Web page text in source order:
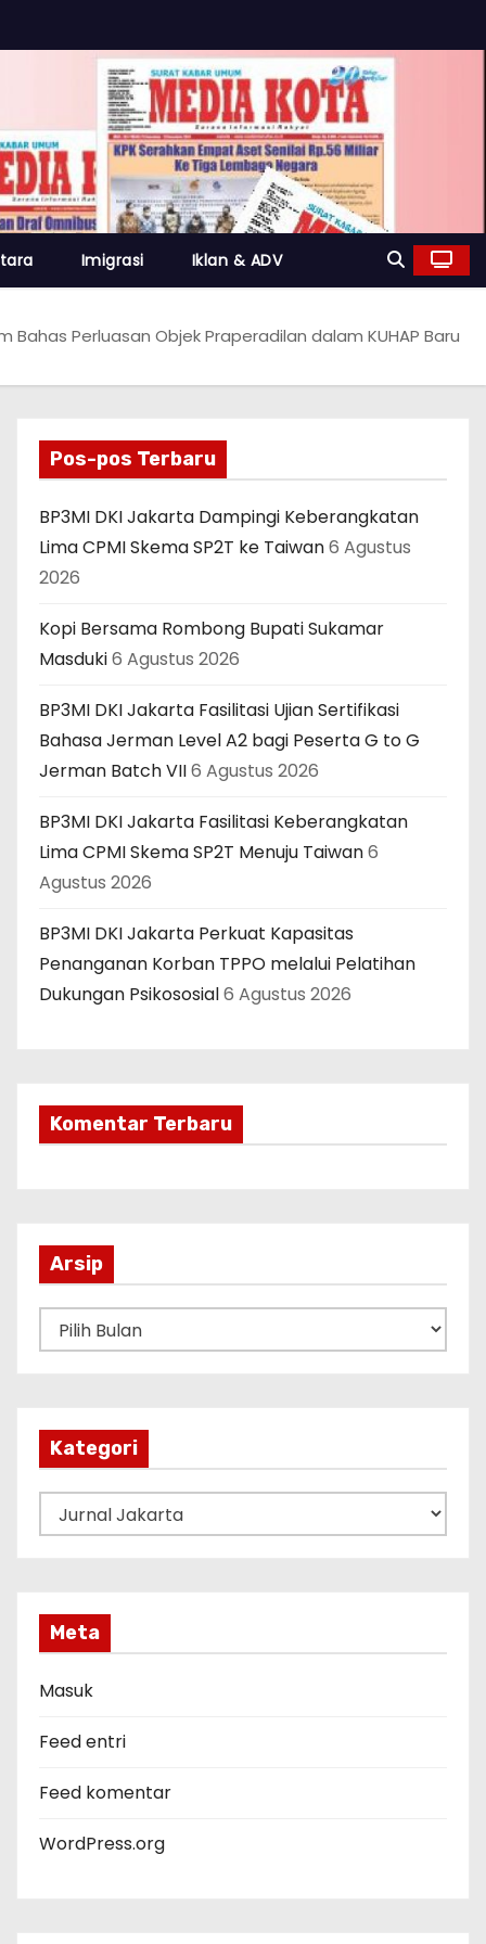
Imigrasi Iklan & ADV
Bahas Perluasan Objek Praperadilan dalam KUHAP Baru
Pos-pos Terbaru
BP3MI DKI Jakarta Dampingi Keberangkatan
Lima CPMI Skema SP2T ke Taiwan6 Agustus
2026
Kopi Bersama Rombong Bupati Sukamar
Masduki6 Agustus 2026
BP3MI DKI Jakarta Fasilitasi Ujian Sertifikasi
Bahasa Jerman Level A2 bagi Peserta G to G
Jerman Batch VII6 Agustus 2026
BP3MI DKI Jakarta Fasilitasi Keberangkatan
Lima CPMI Skema SP2T Menuju Taiwan6
Agustus 2026
BP3MI DKI Jakarta Perkuat Kapasitas
Penanganan Korban TPPO melalui Pelatihan
Dukungan Psikososial6 Agustus 2026
Komentar Terbaru
Arsip
r
Kategori
a
o
r
Meta
Masuk
Feed entri
Feed komentar
WordPress.org